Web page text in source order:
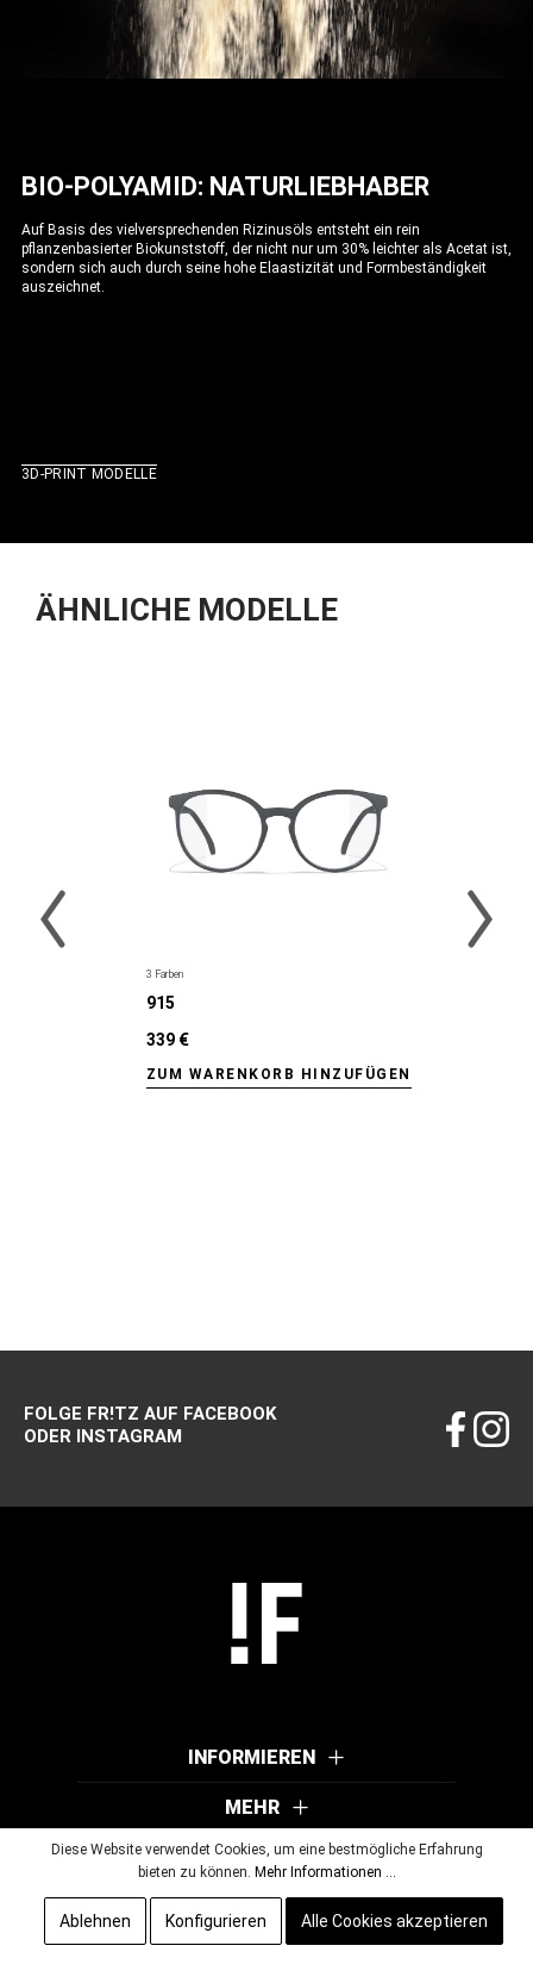
BIO-POLYAMID: NATURLIEBHABER
Auf Basis des vielversprechenden Rizinusöls entsteht ein rein
pflanzenbasierter Biokunststoff, der nicht nur um 30% leichter als Acetat ist,
sondern sich auch durch seine hohe Elaastizität und Formbeständigkeit
auszeichnet.
3D-PRINT MODELLE
ÄHNLICHE MODELLE
3 Farben
915
339 €
ZUM WARENKORB HINZUFÜGEN
FOLGE FR!TZ AUF FACEBOOK
ODER INSTAGRAM
INFORMIEREN
MEHR
© 2026 Wutscher Optik GmbH & Co KG. Alle Rechte vorbehalten.
Diese Website verwendet Cookies, um eine bestmögliche Erfahrung
bieten zu können. Mehr Informationen ...
Ablehnen Konfigurieren Alle Cookies akzeptieren